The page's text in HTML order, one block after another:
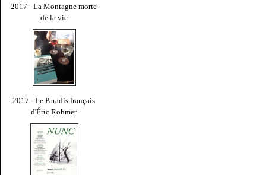
2017 - La Montagne morte
de la vie
2017 - Le Paradis français
d'Éric Rohmer